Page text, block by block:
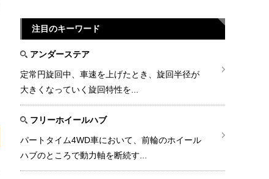
注目のキーワード
アンダーステア
定常円旋回中、車速を上げたとき、旋回半径が
大きくなっていく旋回特性を...
フリーホイールハブ
パートタイム4WD車において、前輪のホイール
ハブのところで動力軸を断続す...